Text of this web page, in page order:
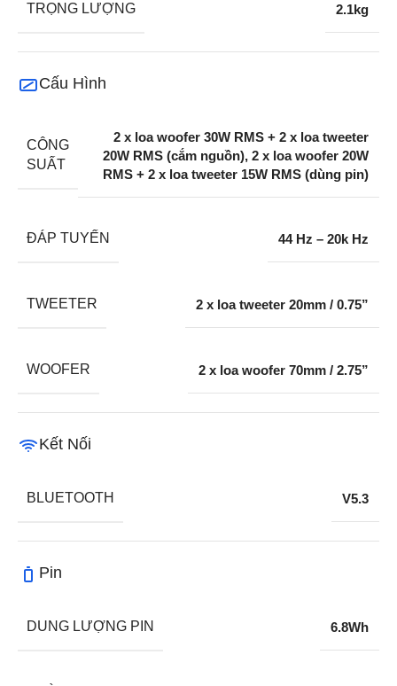
TRỌNG LƯỢNG 2.1kg
Cấu Hình
CÔNG
SUẤT
2 x loa woofer 30W RMS + 2 x loa tweeter
20W RMS (cắm nguồn), 2 x loa woofer 20W
RMS + 2 x loa tweeter 15W RMS (dùng pin)
ĐÁP TUYẾN 44 Hz – 20k Hz
TWEETER 2 x loa tweeter 20mm / 0.75”
WOOFER 2 x loa woofer 70mm / 2.75”
Kết Nối
BLUETOOTH V5.3
Pin
DUNG LƯỢNG PIN 6.8Wh